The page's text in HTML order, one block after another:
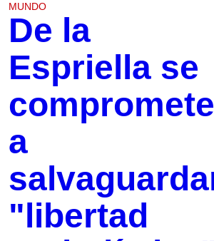
MUNDO
De la
Espriella se
compromete
a
"libertad